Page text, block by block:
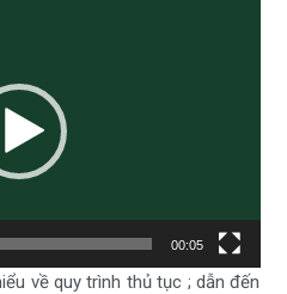
00:05
về quy trình thủ tục ; dẫn đến